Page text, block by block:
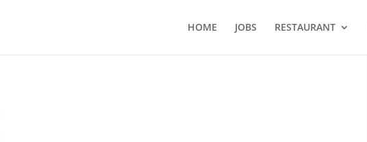
HOME JOBS RESTAURANT